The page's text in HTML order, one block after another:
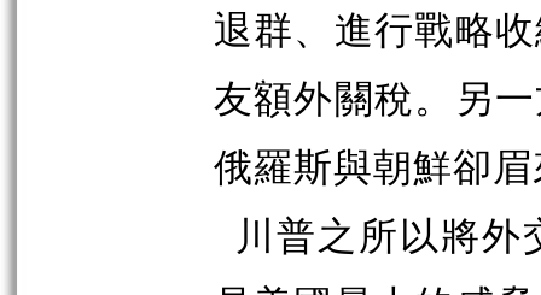
退群、進行戰略
友額外關稅。另
俄羅斯與朝鮮卻
川普之所以將